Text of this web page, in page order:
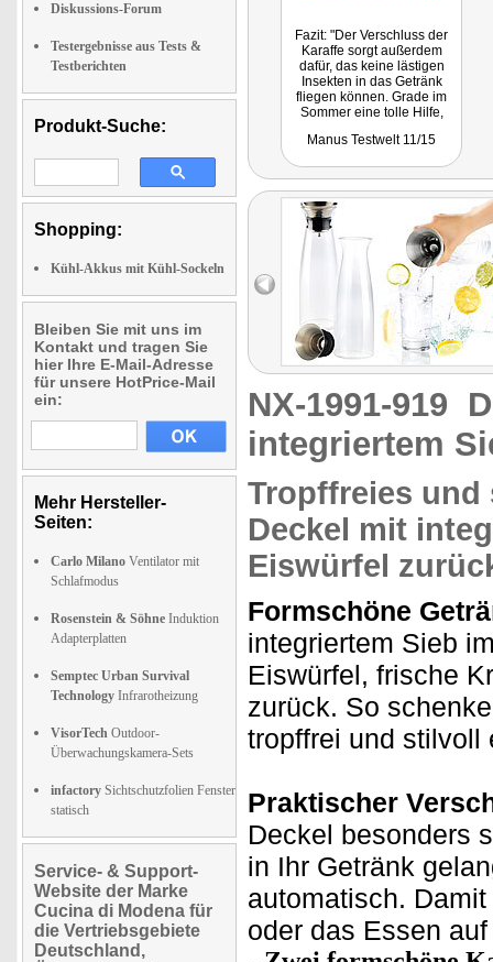
Diskussions-Forum
Testergebnisse aus Tests &
Testberichten
Produkt-Suche:
Shopping:
Kühl-Akkus mit Kühl-Sockeln
Bleiben Sie mit uns im
Kontakt und tragen Sie
hier Ihre E-Mail-Adresse
für unsere HotPrice-Mail
ein:
Mehr Hersteller-
Seiten:
Carlo Milano Ventilator mit
Schlafmodus
Rosenstein & Söhne Induktion
Adapterplatten
Semptec Urban Survival
Technology Infrarotheizung
VisorTech Outdoor-
Überwachungskamera-Sets
infactory Sichtschutzfolien Fenster
statisch
Service- & Support-
Website der Marke
Cucina di Modena für
die Vertriebsgebiete
Deutschland,
Fazit: "Der Verschluss der
Karaffe sorgt außerdem
dafür, das keine lästigen
Insekten in das Getränk
fliegen können. Grade im
Sommer eine tolle Hilfe,
Wespe darin verirren."
Manus Testwelt 11/15
NX-1991-919
integriertem
Tropffreies und
Deckel mit
Eiswürfel
Formschöne
integriertem Sieb
Eiswürfel, frische
zurück. So
tropffrei und stilvoll
Praktischer
Deckel besonders
in Ihr Getränk
automatisch.
oder das Essen